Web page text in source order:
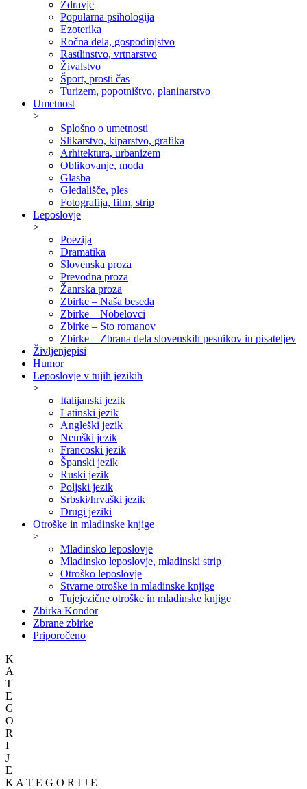
Zdravje
Popularna psihologija
Ezoterika
Ročna dela, gospodinjstvo
Rastlinstvo, vrtnarstvo
Živalstvo
Šport, prosti čas
Turizem, popotništvo, planinarstvo
Umetnost
>
Splošno o umetnosti
Slikarstvo, kiparstvo, grafika
Arhitektura, urbanizem
Oblikovanje, moda
Glasba
Gledališče, ples
Fotografija, film, strip
Leposlovje
>
Poezija
Dramatika
Slovenska proza
Prevodna proza
Žanrska proza
Zbirke – Naša beseda
Zbirke – Nobelovci
Zbirke – Sto romanov
Zbirke – Zbrana dela slovenskih pesnikov in pisateljev
Življenjepisi
Humor
Leposlovje v tujih jezikih
>
Italijanski jezik
Latinski jezik
Angleški jezik
Nemški jezik
Francoski jezik
Španski jezik
Ruski jezik
Poljski jezik
Srbski/hrvaški jezik
Drugi jeziki
Otroške in mladinske knjige
>
Mladinsko leposlovje
Mladinsko leposlovje, mladinski strip
Otroško leposlovje
Stvarne otroške in mladinske knjige
Tujejezične otroške in mladinske knjige
Zbirka Kondor
Zbrane zbirke
Priporočeno
K
A
T
E
G
O
R
I
J
E
K A T E G O R I J E